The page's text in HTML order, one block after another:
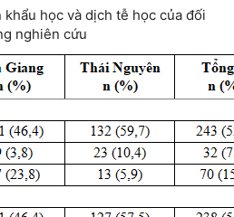
học và dịch tễ học của đối
nghiên cứu